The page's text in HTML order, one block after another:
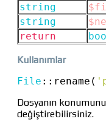
string
string
return
Kullanımlar
File :: rename(
Dosyanın
değiştirebilirsiniz.